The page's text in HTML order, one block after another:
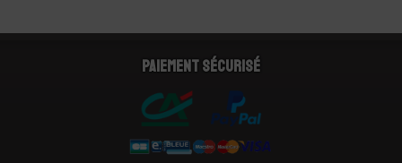
Paiement sécurisé